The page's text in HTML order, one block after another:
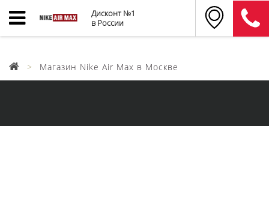
Дисконт №1
в России
Магазин Nike Air Max в Москве